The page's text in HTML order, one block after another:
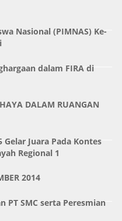
Nasional (PIMNAS) Ke-
dalam FIRA di
DALAM RUANGAN
Juara Pada Kontes
Regional 1
2014
PT SMC serta Peresmian